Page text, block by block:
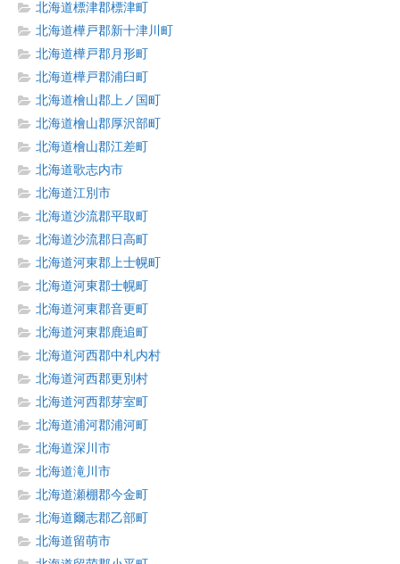
北海道標津郡標津町
北海道樺戸郡新十津川町
北海道樺戸郡月形町
北海道樺戸郡浦臼町
北海道檜山郡上ノ国町
北海道檜山郡厚沢部町
北海道檜山郡江差町
北海道歌志内市
北海道江別市
北海道沙流郡平取町
北海道沙流郡日高町
北海道河東郡上士幌町
北海道河東郡士幌町
北海道河東郡音更町
北海道河東郡鹿追町
北海道河西郡中札内村
北海道河西郡更別村
北海道河西郡芽室町
北海道浦河郡浦河町
北海道深川市
北海道滝川市
北海道瀬棚郡今金町
北海道爾志郡乙部町
北海道留萌市